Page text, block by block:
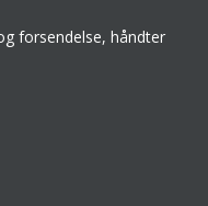
forsendelse, håndter